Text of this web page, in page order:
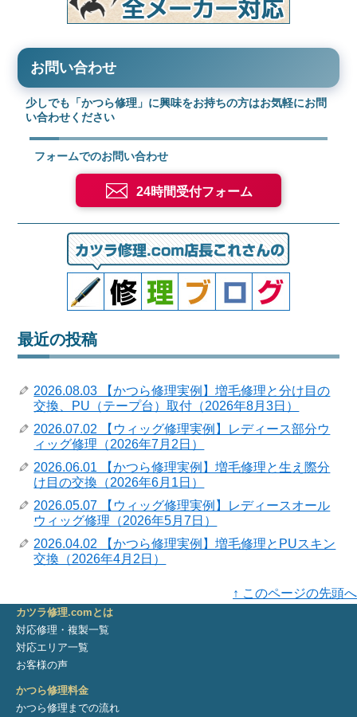
お問い合わせ
少しでも「かつら修理」に興味をお持ちの方はお気軽にお問
い合わせください
フォームでのお問い合わせ
24時間受付フォーム
最近の投稿
2026.08.03 【かつら修理実例】増毛修理と分け目の
交換、PU（テープ台）取付（2026年8月3日）
2026.07.02 【ウィッグ修理実例】レディース部分ウ
ィッグ修理（2026年7月2日）
2026.06.01 【かつら修理実例】増毛修理と生え際分
け目の交換（2026年6月1日）
2026.05.07 【ウィッグ修理実例】レディースオール
ウィッグ修理（2026年5月7日）
2026.04.02 【かつら修理実例】増毛修理とPUスキン
交換（2026年4月2日）
↑ このページの先頭へ
カツラ修理.comとは
対応修理・複製一覧
対応エリア一覧
お客様の声
かつら修理料金
かつら修理までの流れ